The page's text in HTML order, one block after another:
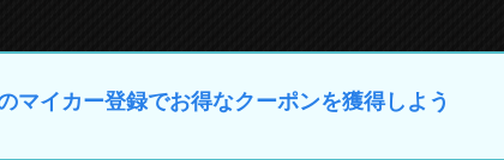
マイカー登録でお得なクーポンを獲得しよう